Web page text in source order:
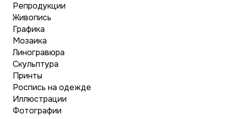
Репродукции
Живопись
Графика
Мозаика
Линогравюра
Скульптура
Принты
Роспись на одежде
Иллюстрации
Фотографии